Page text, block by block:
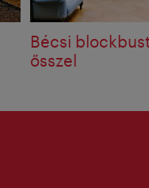
Bécsi
ősszel